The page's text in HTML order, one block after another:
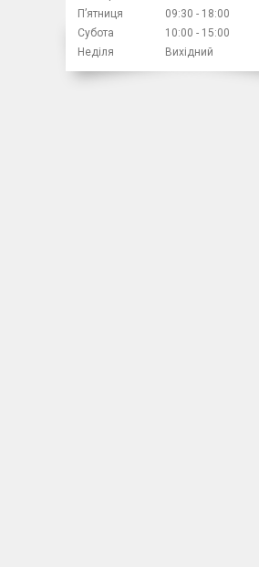
Пʼятниця
09:30
18:00
Субота
10:00
15:00
Неділя
Вихідний